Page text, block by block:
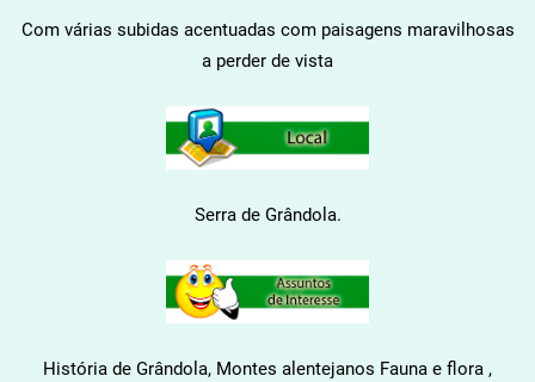
Com várias subidas acentuadas com paisagens maravilhosas
a perder de vista
Serra de Grândola.
História de Grândola, Montes alentejanos Fauna e flora ,